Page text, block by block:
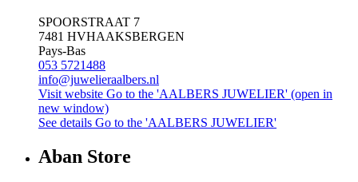
SPOORSTRAAT 7
7481 HVHAAKSBERGEN
Pays-Bas
053 5721488
info@juwelieraalbers.nl
Visit website Go to the 'AALBERS JUWELIER' (open in
new window)
See details Go to the 'AALBERS JUWELIER'
Aban Store